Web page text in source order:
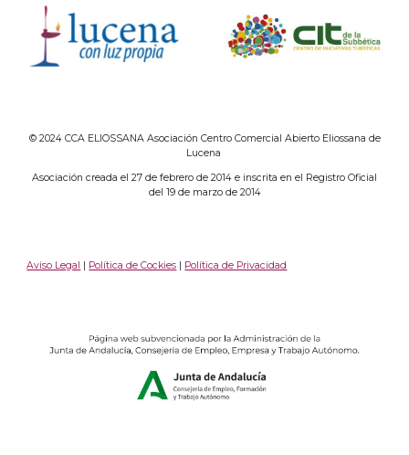
© 2024 CCA ELIOSSANA Asociación Centro Comercial Abierto Eliossana de
Lucena
Asociación creada el 27 de febrero de 2014 e inscrita en el Registro Oficial
del 19 de marzo de 2014
Aviso Legal | Política de Cockies | Política de Privacidad